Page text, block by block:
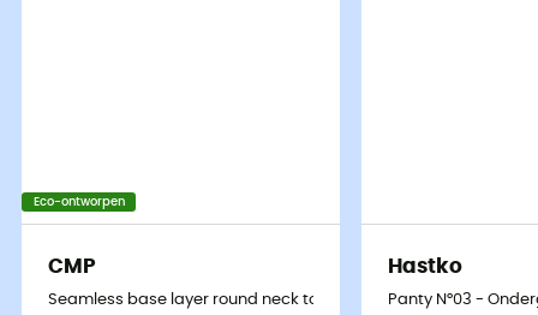
Eco-ontworpen
CMP
Seamless base layer round neck top - Ondergoed - Dames
Hastko
Panty N°03 -